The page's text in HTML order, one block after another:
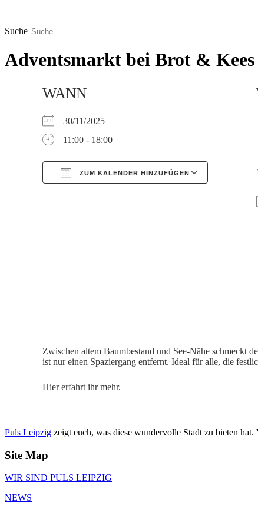
springen
Suche
Adventsmarkt bei Brot &
WANN
30/11/2025
11:00 - 18:00
ZUM KALENDER HINZUFÜGEN
Zwischen altem Baumbestand und See-Nähe
ist nur einen Spaziergang entfernt. Ideal für alle, die
Hier erfahrt ihr mehr.
Puls Leipzig zeigt euch, was diese wundervolle Stadt zu bieten hat.
Site Map
WIR SIND PULS LEIPZIG
NEWS